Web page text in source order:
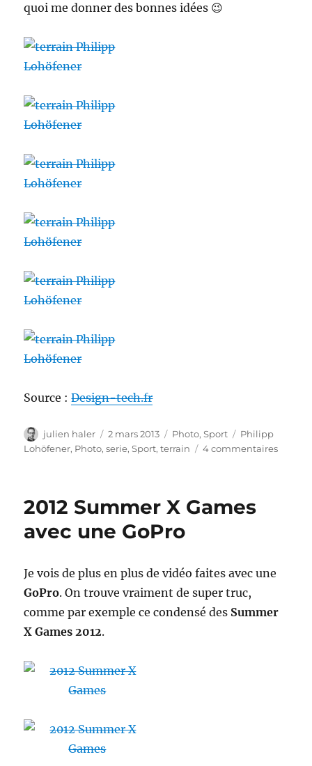
quoi me donner des bonnes idées 😉
Source :Design-tech.fr
Auteur
julien haler
Publié
le
2 mars 2013 Catégories
Photo,Sport Étiquettes
Philipp
Lohöfener, Photo,serie,Sport,terrain 4 commentairessur
2012 Summer X Games
avec une GoPro
Je vois de plus en plus de vidéo faites avec une
GoPro. On trouve vraiment de super truc,
comme par exemple ce condensé des Summer
X Games 2012.